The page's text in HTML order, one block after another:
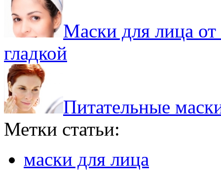
Маски для лица
гладкой
Питательные
Метки статьи:
маски для лица